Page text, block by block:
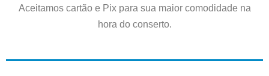
Aceitamos cartão e Pix para sua maior comodidade na
hora do conserto.